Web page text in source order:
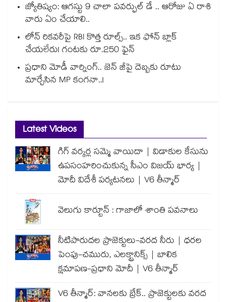
జ్యోతిష్యం: ఆగస్టు 9 చాలా పవర్ఫుల్ డే .. ఆరోజు ఏ రాశి
వారు ఏం చేయాలి..
లోన్ రికవరీపై RBI కొత్త రూల్స్.. ఇక ఫోన్ బ్లాక్
చేయలేరు! గంటకు రూ.250 ఫైన్
ప్రధాని మోడీ వార్నింగ్.. జెన్ జీపై దెబ్బకు రూటు
మార్చేసిన MP కంగనా..!
Latest Videos
గిగ్ వర్కర్ల సమ్మె వాయిదా | విడాకుల కేసును
ఉపసంహరించుకున్న సీఎం విజయ్ భార్య |
మోదీ విదేశీ పర్యటనలు | V6 తీన్మార్
వెలుగు కార్టూన్ : గాజాలో శాంతి పవనాలు
నీటిపారుదల ప్రాజెక్టులు-వరద నీరు | ధరల
పెంపు-చమురు, ఎలక్ట్రానిక్స్ | బాలిక
క్షమాపణ-ప్రధాని మోదీ | V6 తీన్మార్
V6 తీన్మార్: వానలకు బ్రేక్.. ప్రాజెక్టులకు వరద